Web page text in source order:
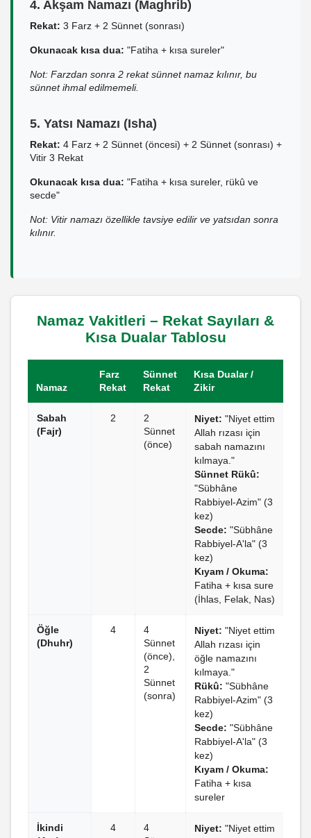
4. Akşam Namazı (Maghrib)
Rekat: 3 Farz + 2 Sünnet (sonrası)
Okunacak kısa dua: "Fatiha + kısa sureler"
Not: Farzdan sonra 2 rekat sünnet namaz kılınır, bu
sünnet ihmal edilmemeli.
5. Yatsı Namazı (Isha)
Rekat: 4 Farz + 2 Sünnet (öncesi) + 2 Sünnet (sonrası) +
Vitir 3 Rekat
Okunacak kısa dua: "Fatiha + kısa sureler, rükû ve
secde"
Not: Vitir namazı özellikle tavsiye edilir ve yatsıdan sonra
kılınır.
Namaz Vakitleri – Rekat Sayıları &
Kısa Dualar Tablosu
Namaz
Farz
Rekat
Sünnet
Rekat
Kısa Dualar /
Zikir
Sabah
(Fajr)
2
2
Sünnet
(önce)
Niyet: "Niyet ettim
Allah rızası için
sabah namazını
kılmaya."
Sünnet Rükû:
"Sübhâne
Rabbiyel-Azim" (3
kez)
Secde: "Sübhâne
Rabbiyel-A'la" (3
kez)
Kıyam / Okuma:
Fatiha + kısa sure
(İhlas, Felak, Nas)
Öğle
(Dhuhr)
4
4
Sünnet
(önce),
2
Sünnet
(sonra)
Niyet: "Niyet ettim
Allah rızası için
öğle namazını
kılmaya."
Rükû: "Sübhâne
Rabbiyel-Azim" (3
kez)
Secde: "Sübhâne
Rabbiyel-A'la" (3
kez)
Kıyam / Okuma:
Fatiha + kısa
sureler
İkindi
4
4
Niyet: "Niyet ettim